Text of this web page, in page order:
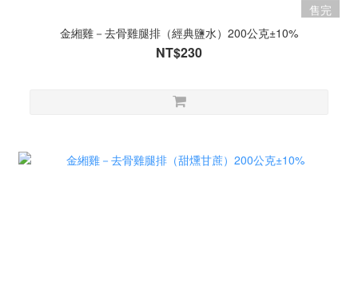
售完
金緗雞－去骨雞腿排（經典鹽水）200公克±10%
NT$230